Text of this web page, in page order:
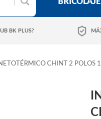
BK PLUS?
CHINT 2 POLOS